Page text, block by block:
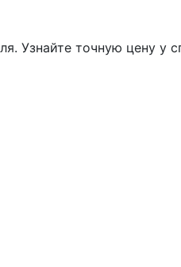
Узнайте точную цену у